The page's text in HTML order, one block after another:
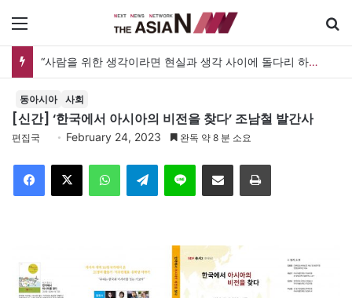
“사람을 위한 생각이라면 현실과 생각 사이에 돌다리 하나는 놓아야 하지 않을까”
동아시아 사회
[신간] ‘한국에서 아시아의 비전을 찾다’ 조남철 발간사
편집국 February 24, 2023 완독 약 8 분 소요
Telegram 이메일